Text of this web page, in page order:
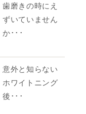
歯磨きの時にえ
ずいていません
か･･･
意外と知らない
ホワイトニング
後･･･